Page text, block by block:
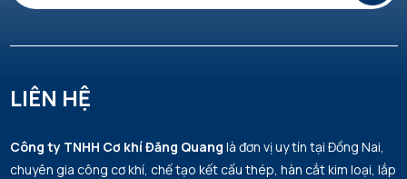
LIÊN HỆ
Công ty TNHH Cơ khí Đăng Quang là đơn vị uy tín tại Đồng Nai,
chuyên gia công cơ khí, chế tạo kết cấu thép, hàn cắt kim loại, lắp